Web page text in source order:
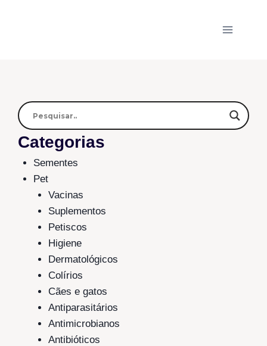
Categorias
Sementes
Pet
Vacinas
Suplementos
Petiscos
Higiene
Dermatológicos
Colírios
Cães e gatos
Antiparasitários
Antimicrobianos
Antibióticos